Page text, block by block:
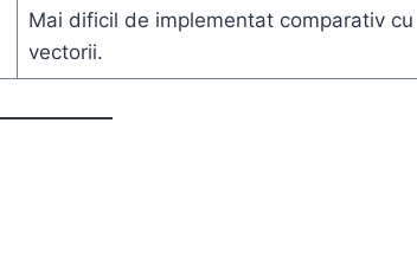
Mai dificil de implementat comparativ cu
vectorii.